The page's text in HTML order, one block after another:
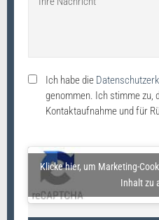
Ich habe die
genommen. Ich stimme zu,
Kontaktaufnahme und für
Klicke hier, um Marketing-
Inhalt zu